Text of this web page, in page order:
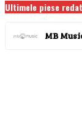
Ultimele piese
MB